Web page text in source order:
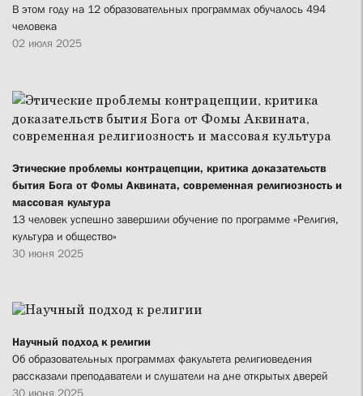
В этом году на 12 образовательных программах обучалось 494
человека
02 июля 2025
Этические проблемы контрацепции, критика доказательств
бытия Бога от Фомы Аквината, современная религиозность и
массовая культура
13 человек успешно завершили обучение по программе «Религия,
культура и общество»
30 июня 2025
Научный подход к религии
Об образовательных программах факультета религиоведения
рассказали преподаватели и слушатели на дне открытых дверей
30 июня 2025